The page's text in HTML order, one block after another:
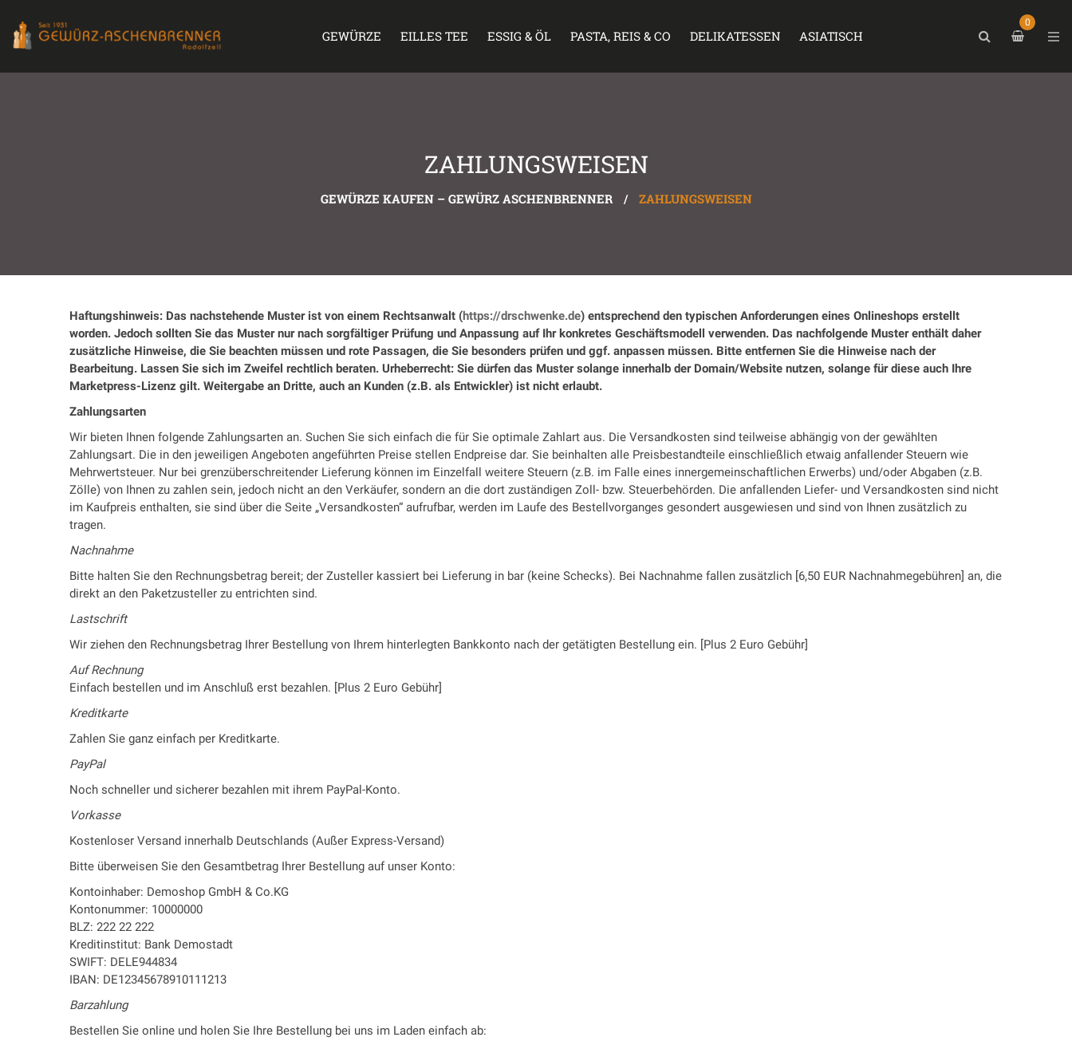
GEWÜRZE EILLES TEE ESSIG & ÖL PASTA, REIS & CO DELIKATESSEN ASIATISCH
0
ZAHLUNGSWEISEN
GEWÜRZE KAUFEN – GEWÜRZ ASCHENBRENNER / ZAHLUNGSWEISEN
Haftungshinweis: Das nachstehende Muster ist von einem Rechtsanwalt (https://drschwenke.de) entsprechend den typischen Anforderungen eines Onlineshops erstellt
worden. Jedoch sollten Sie das Muster nur nach sorgfältiger Prüfung und Anpassung auf Ihr konkretes Geschäftsmodell verwenden. Das nachfolgende Muster enthält daher
zusätzliche Hinweise, die Sie beachten müssen und rote Passagen, die Sie besonders prüfen und ggf. anpassen müssen. Bitte entfernen Sie die Hinweise nach der
Bearbeitung. Lassen Sie sich im Zweifel rechtlich beraten. Urheberrecht: Sie dürfen das Muster solange innerhalb der Domain/Website nutzen, solange für diese auch Ihre
Marketpress-Lizenz gilt. Weitergabe an Dritte, auch an Kunden (z.B. als Entwickler) ist nicht erlaubt.
Zahlungsarten
Wir bieten Ihnen folgende Zahlungsarten an. Suchen Sie sich einfach die für Sie optimale Zahlart aus. Die Versandkosten sind teilweise abhängig von der gewählten
Zahlungsart. Die in den jeweiligen Angeboten angeführten Preise stellen Endpreise dar. Sie beinhalten alle Preisbestandteile einschließlich etwaig anfallender Steuern wie
Mehrwertsteuer. Nur bei grenzüberschreitender Lieferung können im Einzelfall weitere Steuern (z.B. im Falle eines innergemeinschaftlichen Erwerbs) und/oder Abgaben (z.B.
Zölle) von Ihnen zu zahlen sein, jedoch nicht an den Verkäufer, sondern an die dort zuständigen Zoll- bzw. Steuerbehörden. Die anfallenden Liefer- und Versandkosten sind nicht
im Kaufpreis enthalten, sie sind über die Seite „Versandkosten“ aufrufbar, werden im Laufe des Bestellvorganges gesondert ausgewiesen und sind von Ihnen zusätzlich zu
tragen.
Nachnahme
Bitte halten Sie den Rechnungsbetrag bereit; der Zusteller kassiert bei Lieferung in bar (keine Schecks). Bei Nachnahme fallen zusätzlich [6,50 EUR Nachnahmegebühren] an, die
direkt an den Paketzusteller zu entrichten sind.
Lastschrift
Wir ziehen den Rechnungsbetrag Ihrer Bestellung von Ihrem hinterlegten Bankkonto nach der getätigten Bestellung ein. [Plus 2 Euro Gebühr]
Auf Rechnung
Einfach bestellen und im Anschluß erst bezahlen. [Plus 2 Euro Gebühr]
Kreditkarte
Zahlen Sie ganz einfach per Kreditkarte.
PayPal
Noch schneller und sicherer bezahlen mit ihrem PayPal-Konto.
Vorkasse
Kostenloser Versand innerhalb Deutschlands (Außer Express-Versand)
Bitte überweisen Sie den Gesamtbetrag Ihrer Bestellung auf unser Konto:
Kontoinhaber: Demoshop GmbH & Co.KG
Kontonummer: 10000000
BLZ: 222 22 222
Kreditinstitut: Bank Demostadt
SWIFT: DELE944834
IBAN: DE12345678910111213
Barzahlung
Bestellen Sie online und holen Sie Ihre Bestellung bei uns im Laden einfach ab: